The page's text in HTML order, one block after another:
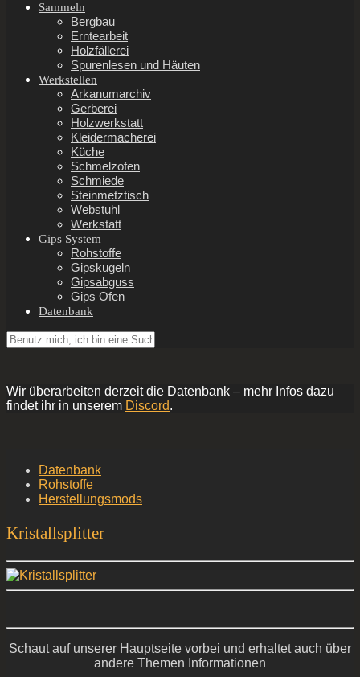
Sammeln
Bergbau
Erntearbeit
Holzfällerei
Spurenlesen und Häuten
Werkstellen
Arkanumarchiv
Gerberei
Holzwerkstatt
Kleidermacherei
Küche
Schmelzofen
Schmiede
Steinmetztisch
Webstuhl
Werkstatt
Gips System
Rohstoffe
Gipskugeln
Gipsabguss
Gips Ofen
Datenbank
Wir überarbeiten derzeit die Datenbank – mehr Infos dazu
findet ihr in unserem Discord.
Datenbank
Rohstoffe
Herstellungsmods
Kristallsplitter
Schaut auf unserer Hauptseite vorbei und erhaltet auch über
andere Themen Informationen